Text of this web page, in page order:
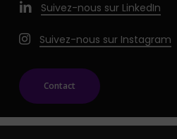
Suivez-nous sur LinkedIn
Suivez-nous sur Instagram
Contact